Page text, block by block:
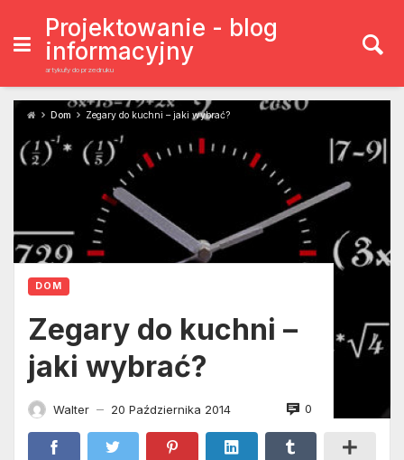
content
Projektowanie - blog
informacyjny
artykuły do przedruku
Dom Zegary do kuchni – jaki wybrać?
DOM
Zegary do kuchni –
jaki wybrać?
Walter — 20 Października 2014 0